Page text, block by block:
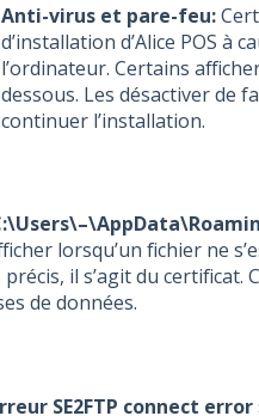
Anti-virus et pare-feu:
d’installation d’Alice POS à
l’ordinateur. Certains
dessous. Les désactiver de
continuer l’installation.
lorsqu’un fichier ne
précis, il s’agit du
de données.
SE2FTP connect